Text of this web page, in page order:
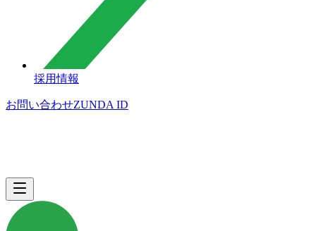
採用情報
お問い合わせZUNDA ID